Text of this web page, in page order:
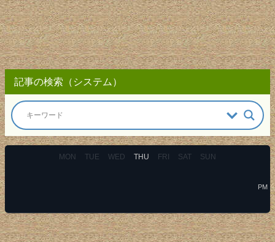
記事の検索（システム）
MON TUE WED THU FRI SAT SUN
PM